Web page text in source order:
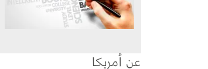
عن أمريكا